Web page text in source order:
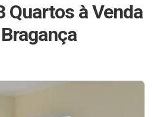
Quartos à Venda